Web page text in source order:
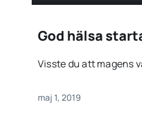
God hälsa
Visste du att magens
maj 1, 2019